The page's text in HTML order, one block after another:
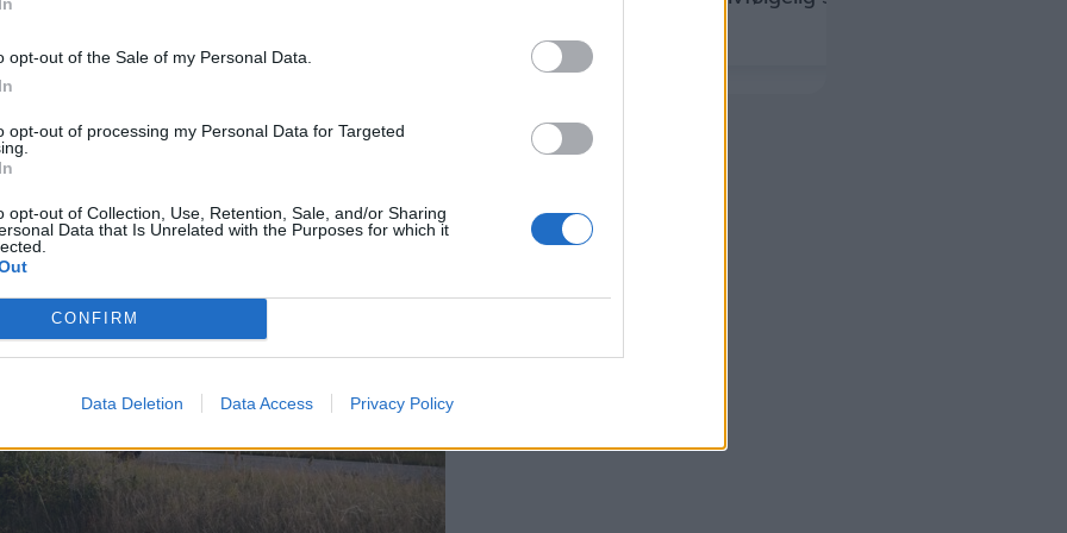
opt-out of the Sale of my Personal Data.
opt-out of processing my Personal Data for Targeted
opt-out of Collection, Use, Retention, Sale, and/or Sharing
Data that Is Unrelated with the Purposes for which it
CONFIRM
Data Deletion Data Access Privacy Policy